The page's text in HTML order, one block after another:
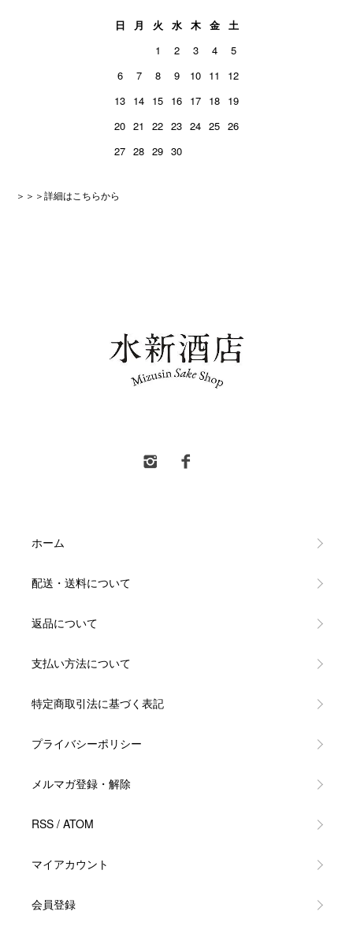
日 月 火 水 木 金
土
1
2 3 4
5
6
7 8 9 10 11
12
13 14 15 16 17 18 19
20 21 22 23 24 25 26
27 28 29 30
＞＞＞詳細はこちらから
ホーム
配送・送料について
返品について
支払い方法について
特定商取引法に基づく表記
プライバシーポリシー
メルマガ登録・解除
RSS / ATOM
マイアカウント
会員登録